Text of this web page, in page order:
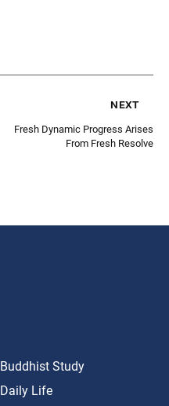
next
Fresh Dynamic Progress Arises
From Fresh Resolve
Buddhist Study
Daily Life